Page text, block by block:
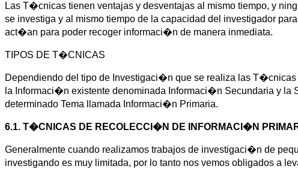
Las T�cnicas tienen ventajas y desventajas al mismo tiempo, y
se investiga y al mismo tiempo de la capacidad del investigador
act�an para poder recoger informaci�n de manera inmediata.
TIPOS DE T�CNICAS
Dependiendo del tipo de Investigaci�n que se realiza las
la Informaci�n existente denominada Informaci�n Secundaria y
determinado Tema llamada Informaci�n Primaria.
6.1. T�CNICAS DE RECOLECCI�N DE INFORMACI�N
Generalmente cuando realizamos trabajos de investigaci�n de
investigando es muy limitada, por lo tanto nos vemos obligados a